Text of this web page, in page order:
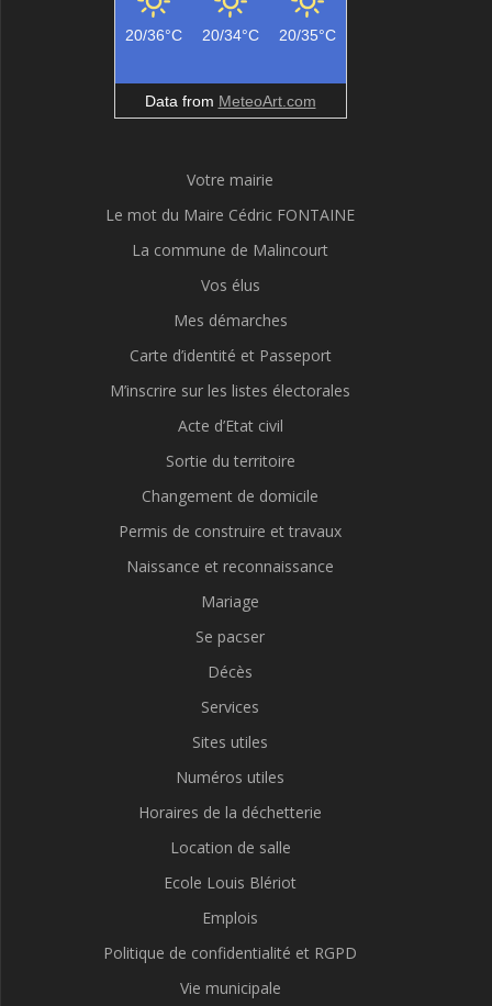
20/36°C 20/34°C 20/35°C
Data from MeteoArt.com
Votre mairie
Le mot du Maire Cédric FONTAINE
La commune de Malincourt
Vos élus
Mes démarches
Carte d’identité et Passeport
M’inscrire sur les listes électorales
Acte d’Etat civil
Sortie du territoire
Changement de domicile
Permis de construire et travaux
Naissance et reconnaissance
Mariage
Se pacser
Décès
Services
Sites utiles
Numéros utiles
Horaires de la déchetterie
Location de salle
Ecole Louis Blériot
Emplois
Politique de confidentialité et RGPD
Vie municipale